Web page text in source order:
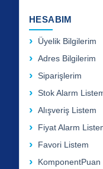
HESABIM
Üyelik Bilgilerim
Adres Bilgilerim
Siparişlerim
Stok Alarm
Alışveriş Listem
Fiyat Alarm
Favori Listem
KomponentPuan